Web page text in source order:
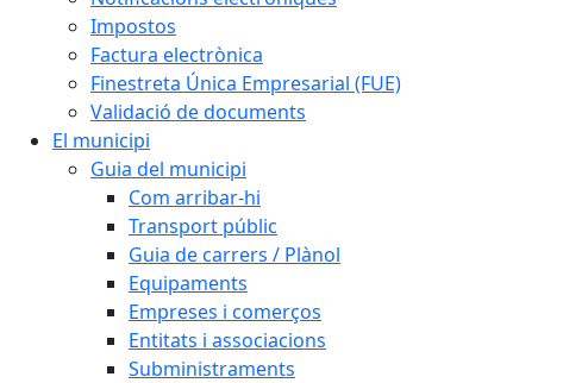
Impostos
Factura electrònica
Finestreta Única Empresarial (FUE)
Validació de documents
El municipi
Guia del municipi
Com arribar-hi
Transport públic
Guia de carrers / Plànol
Equipaments
Empreses i comerços
Entitats i associacions
Subministraments